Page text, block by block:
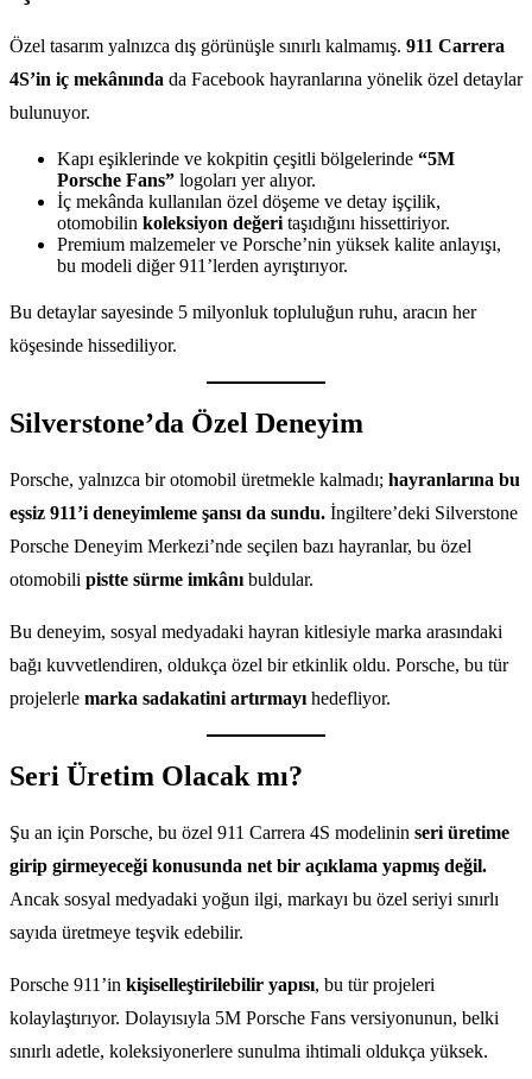
Özel tasarım yalnızca dış görünüşle sınırlı kalmamış. 911 Carrera
4S’in iç mekânında da Facebook hayranlarına yönelik özel detaylar
bulunuyor.
Kapı eşiklerinde ve kokpitin çeşitli bölgelerinde “5M
Porsche Fans” logoları yer alıyor.
İç mekânda kullanılan özel döşeme ve detay işçilik,
otomobilin koleksiyon değeri taşıdığını hissettiriyor.
Premium malzemeler ve Porsche’nin yüksek kalite anlayışı,
bu modeli diğer 911’lerden ayrıştırıyor.
Bu detaylar sayesinde 5 milyonluk topluluğun ruhu, aracın her
köşesinde hissediliyor.
Silverstone’da Özel Deneyim
Porsche, yalnızca bir otomobil üretmekle kalmadı; hayranlarına bu
eşsiz 911’i deneyimleme şansı da sundu. İngiltere’deki Silverstone
Porsche Deneyim Merkezi’nde seçilen bazı hayranlar, bu özel
otomobili pistte sürme imkânı buldular.
Bu deneyim, sosyal medyadaki hayran kitlesiyle marka arasındaki
bağı kuvvetlendiren, oldukça özel bir etkinlik oldu. Porsche, bu tür
projelerle marka sadakatini artırmayı hedefliyor.
Seri Üretim Olacak mı?
Şu an için Porsche, bu özel 911 Carrera 4S modelinin seri üretime
girip girmeyeceği konusunda net bir açıklama yapmış değil.
Ancak sosyal medyadaki yoğun ilgi, markayı bu özel seriyi sınırlı
sayıda üretmeye teşvik edebilir.
Porsche 911’in kişiselleştirilebilir yapısı, bu tür projeleri
kolaylaştırıyor. Dolayısıyla 5M Porsche Fans versiyonunun, belki
sınırlı adetle, koleksiyonerlere sunulma ihtimali oldukça yüksek.